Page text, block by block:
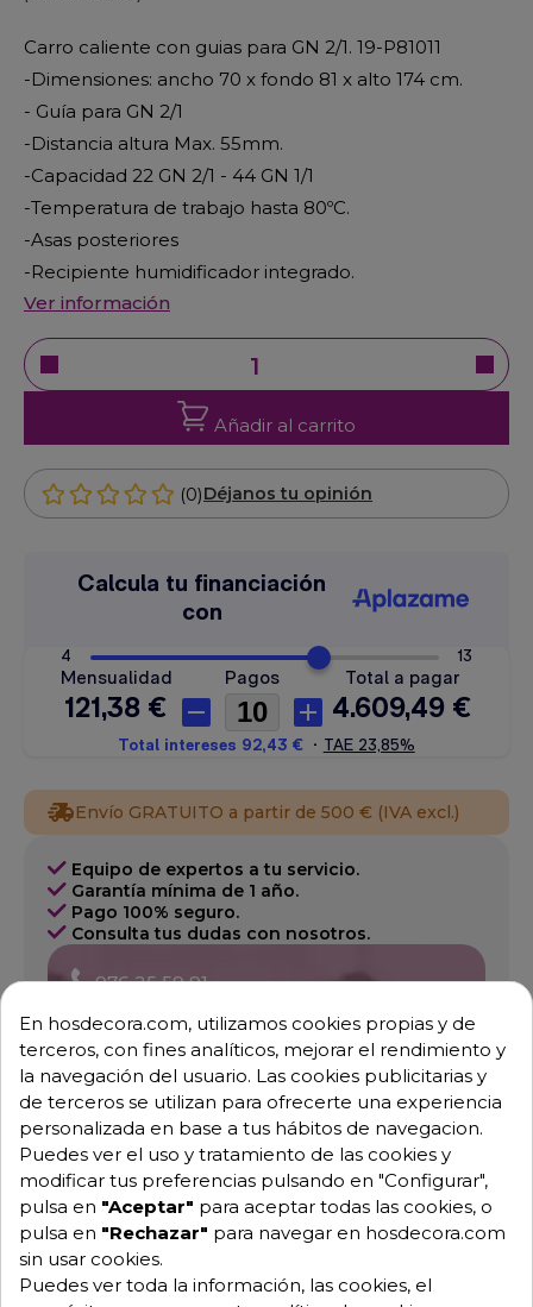
Carro caliente con guias para GN 2/1. 19-P81011
-Dimensiones: ancho 70 x fondo 81 x alto 174 cm.
- Guía para GN 2/1
-Distancia altura Max. 55mm.
-Capacidad 22 GN 2/1 - 44 GN 1/1
-Temperatura de trabajo hasta 80ºC.
-Asas posteriores
-Recipiente humidificador integrado.
Ver información
Añadir al carrito
(0)Déjanos tu opinión
Envío GRATUITO a partir de 500 € (IVA excl.)
Equipo de expertos a tu servicio.
Garantía mínima de 1 año.
Pago 100% seguro.
Consulta tus dudas con nosotros.
976 25 59 91
Hablemos
Pide tu presupuesto
En hosdecora.com, utilizamos cookies propias y de
terceros, con fines analíticos, mejorar el rendimiento y
la navegación del usuario. Las cookies publicitarias y
de terceros se utilizan para ofrecerte una experiencia
personalizada en base a tus hábitos de navegacion.
Puedes ver el uso y tratamiento de las cookies y
modificar tus preferencias pulsando en "Configurar",
pulsa en "Aceptar" para aceptar todas las cookies, o
pulsa en "Rechazar" para navegar en hosdecora.com
sin usar cookies.
Puedes ver toda la información, las cookies, el